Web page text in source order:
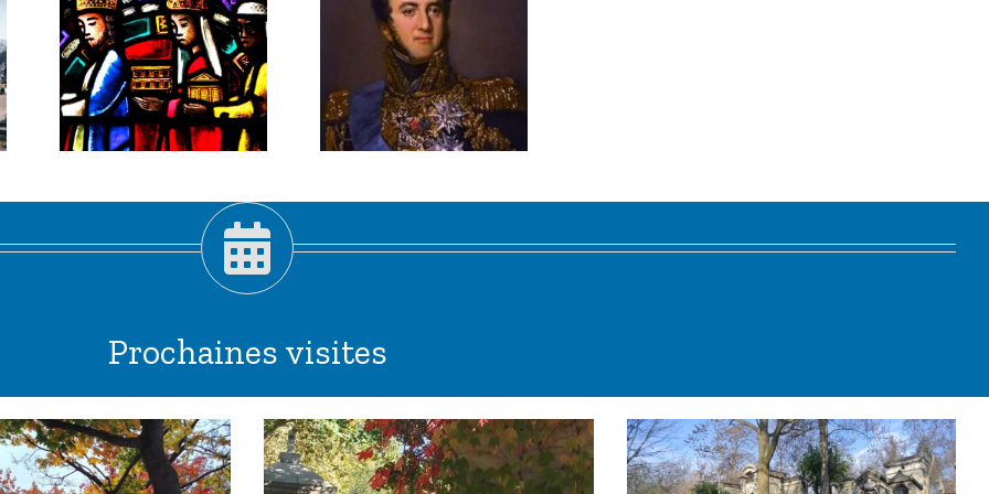
2026 :
Louis-
Gabriel
Suchet,
habile.
Prochaines visites